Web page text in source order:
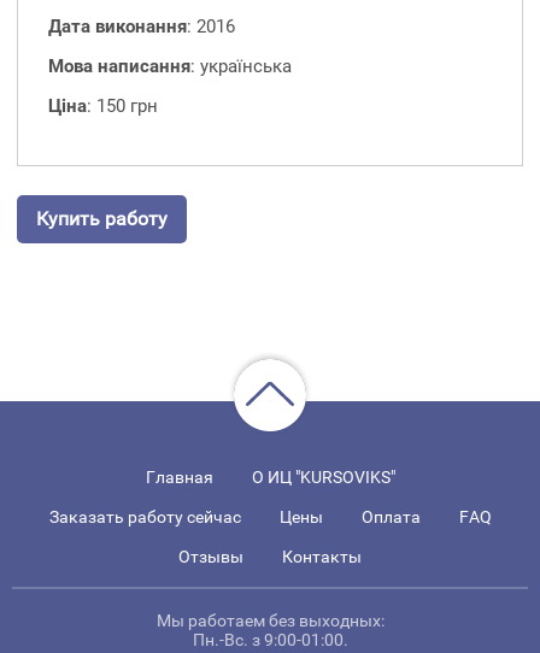
Дата виконання: 2016
Мова написання: українська
Ціна: 150 грн
Купить работу
Главная О ИЦ "KURSOVIKS"
Заказать работу сейчас Цены Оплата FAQ
Отзывы Контакты
Мы работаем без выходных:
Пн.-Вс. з 9:00-01:00.